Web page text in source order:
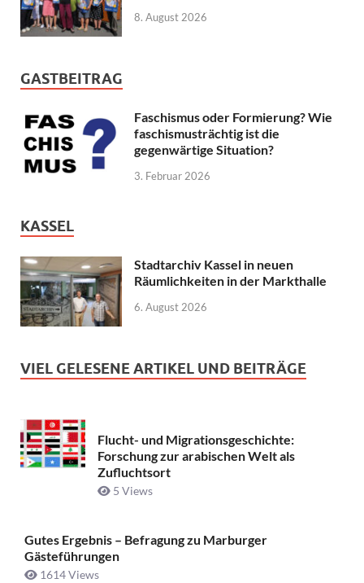
8. August 2026
GASTBEITRAG
Faschismus oder Formierung? Wie
faschismusträchtig ist die
gegenwärtige Situation?
3. Februar 2026
KASSEL
Stadtarchiv Kassel in neuen
Räumlichkeiten in der Markthalle
6. August 2026
VIEL GELESENE ARTIKEL UND BEITRÄGE
Flucht- und Migrationsgeschichte:
Forschung zur arabischen Welt als
Zufluchtsort
5 Views
Gutes Ergebnis – Befragung zu Marburger
Gästeführungen
1614 Views